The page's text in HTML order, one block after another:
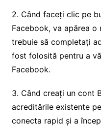
2. Când faceți clic pe
Facebook, va apărea
trebuie să completați
fost folosită pentru a
Facebook.
3. Când creați un cont
acreditările existente
conecta rapid și a